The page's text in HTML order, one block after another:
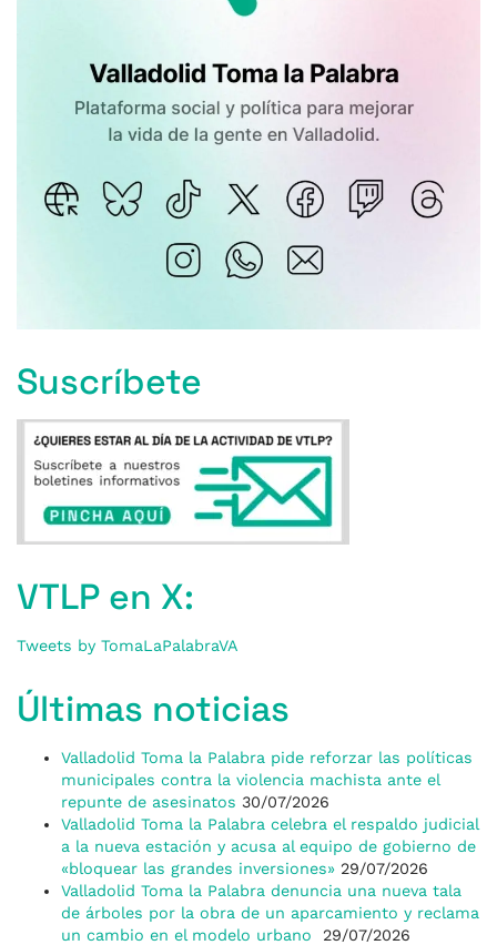
Suscríbete
VTLP en X:
Tweets by TomaLaPalabraVA
Últimas noticias
Valladolid Toma la Palabra pide reforzar las políticas
municipales contra la violencia machista ante el
repunte de asesinatos 30/07/2026
Valladolid Toma la Palabra celebra el respaldo judicial
a la nueva estación y acusa al equipo de gobierno de
«bloquear las grandes inversiones» 29/07/2026
Valladolid Toma la Palabra denuncia una nueva tala
de árboles por la obra de un aparcamiento y reclama
un cambio en el modelo urbano
29/07/2026